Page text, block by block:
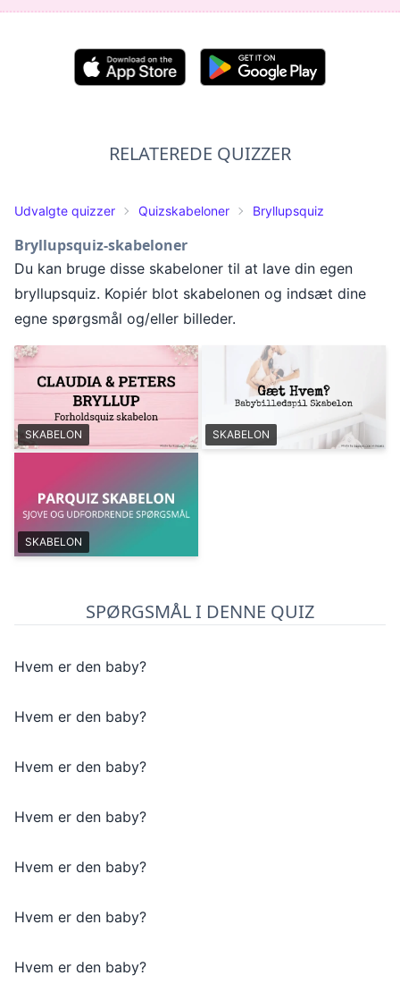
RELATEREDE QUIZZER
Udvalgte quizzer Quizskabeloner Bryllupsquiz
Bryllupsquiz-skabeloner
Du kan bruge disse skabeloner til at lave din egen
bryllupsquiz. Kopiér blot skabelonen og indsæt dine
egne spørgsmål og/eller billeder.
SKABELON SKABELON
SKABELON
SPØRGSMÅL I DENNE QUIZ
Hvem er den baby?
Hvem er den baby?
Hvem er den baby?
Hvem er den baby?
Hvem er den baby?
Hvem er den baby?
Hvem er den baby?